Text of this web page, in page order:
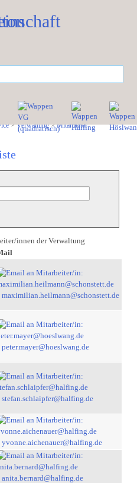
>Verwaltung>Mitarbeiter
innen der Verwaltung
maximilian.heilmann@schonstett.de
peter.mayer@hoeslwang.de
stefan.schlaipfer@halfing.de
yvonne.aichenauer@halfing.de
anita.bernard@halfing.de